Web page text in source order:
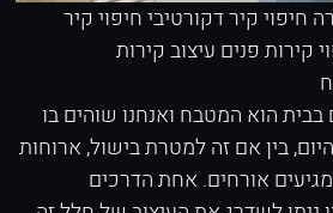
חיפוי קיר דקורטיביחיפוי קיר
קירות פנים עיצוב קירות
הוא המטבח ואנחנו שוהים בו
בין אם זה למטרת בישול, ארוחות
אורחים. אחת הדרכים